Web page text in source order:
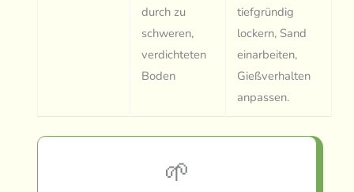
durch zu
schweren,
verdichteten
Boden
tiefgründig
lockern, Sand
einarbeiten,
Gießverhalten
anpassen.
🌱